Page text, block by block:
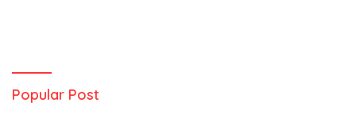
Popular Post